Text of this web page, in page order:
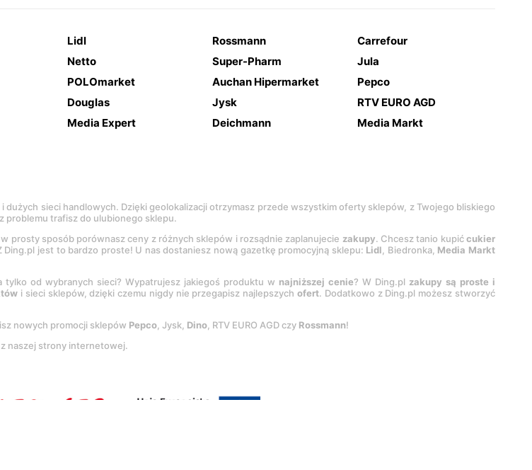
Lidl Rossmann
Carrefour
Netto Super-Pharm
Jula
POLOmarket Auchan Hipermarket
Pepco
Douglas Jysk
RTV EURO AGD
Media Expert Deichmann Media Markt
dużych sieci handlowych. Dzięki geolokalizacji otrzymasz przede wszystkim oferty sklepów, z Twojego bliskiego
problemu trafisz do ulubionego sklepu.
w prosty sposób porównasz ceny z różnych sklepów i rozsądnie zaplanujecie zakupy. Chcesz tanio kupićcukier
Ding.pl jest to bardzo proste! U nas dostaniesz nową gazetkę promocyjną sklepu: Lidl, Biedronka, Media Markt
tylko od wybranych sieci? Wypatrujesz jakiegoś produktu w najniższej cenie? W Ding.pl zakupy są proste i
i sieci sklepów, dzięki czemu nigdy nie przegapisz najlepszychofert. Dodatkowo z Ding.pl możesz stworzyć
nowych promocji sklepów Pepco, Jysk, Dino, RTV EURO AGD czy Rossmann!
naszej strony internetowej.